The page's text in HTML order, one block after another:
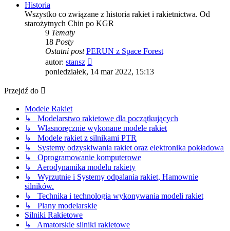
Historia
Wszystko co związane z historia rakiet i rakietnictwa. Od
starożytnych Chin po KGR
9 Tematy
18 Posty
Ostatni post PERUN z Space Forest
autor: stansz
najnowszy
poniedziałek, 14 mar 2022, 15:13
Przejdź do
Modele Rakiet
↳ Modelarstwo rakietowe dla początkujących
↳ Własnoręcznie wykonane modele rakiet
↳ Modele rakiet z silnikami PTR
↳ Systemy odzyskiwania rakiet oraz elektronika pokładowa
↳ Oprogramowanie komputerowe
↳ Aerodynamika modelu rakiety
↳ Wyrzutnie i Systemy odpalania rakiet, Hamownie
silników.
↳ Technika i technologia wykonywania modeli rakiet
↳ Plany modelarskie
Silniki Rakietowe
↳ Amatorskie silniki rakietowe